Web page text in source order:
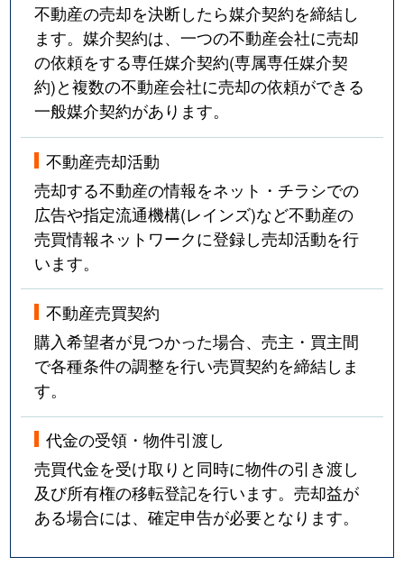
不動産の売却を決断したら媒介契約を締結し
ます。媒介契約は、一つの不動産会社に売却
の依頼をする専任媒介契約(専属専任媒介契
約)と複数の不動産会社に売却の依頼ができる
一般媒介契約があります。
不動産売却活動
売却する不動産の情報をネット・チラシでの
広告や指定流通機構(レインズ)など不動産の
売買情報ネットワークに登録し売却活動を行
います。
不動産売買契約
購入希望者が見つかった場合、売主・買主間
で各種条件の調整を行い売買契約を締結しま
す。
代金の受領・物件引渡し
売買代金を受け取りと同時に物件の引き渡し
及び所有権の移転登記を行います。売却益が
ある場合には、確定申告が必要となります。